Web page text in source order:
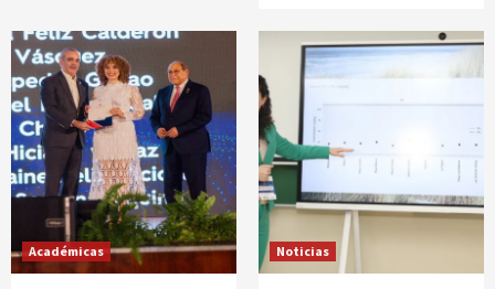
Académicas Noticias